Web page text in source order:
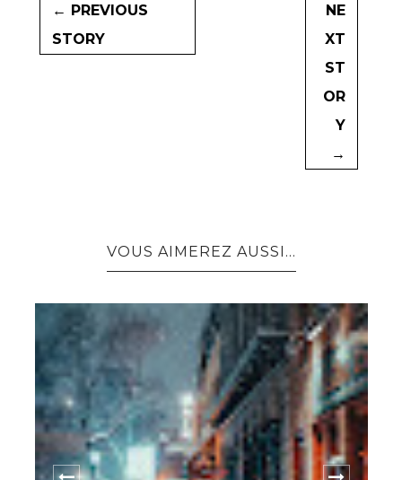
← PREVIOUS
STORY
NE
XT
ST
OR
Y
→
VOUS AIMEREZ AUSSI...